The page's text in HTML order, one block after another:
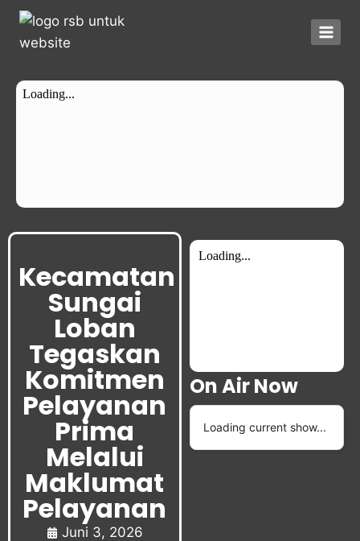
Kecamatan
Sungai
Loban
Tegaskan
Komitmen
Pelayanan
Prima
Melalui
Maklumat
Pelayanan
Juni 3, 2026
On Air Now
Loading current show...